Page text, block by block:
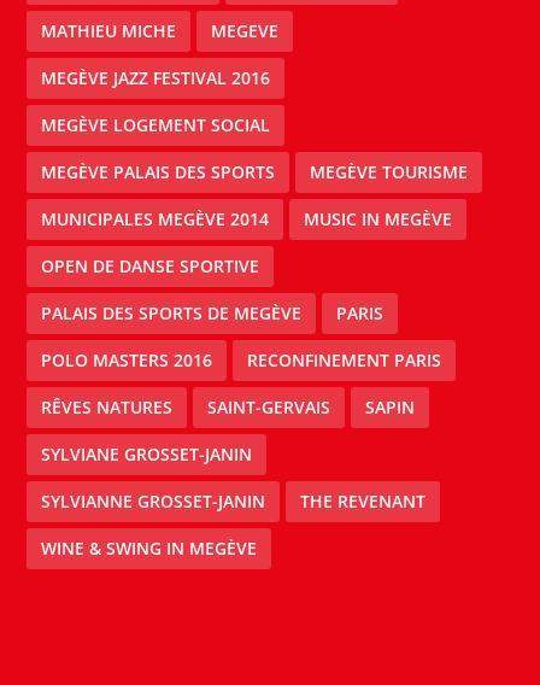
MATHIEU MICHE MEGEVE
MEGÈVE JAZZ FESTIVAL 2016
MEGÈVE LOGEMENT SOCIAL
MEGÈVE PALAIS DES SPORTS MEGÈVE TOURISME
MUNICIPALES MEGÈVE 2014 MUSIC IN MEGÈVE
OPEN DE DANSE SPORTIVE
PALAIS DES SPORTS DE MEGÈVE PARIS
POLO MASTERS 2016 RECONFINEMENT PARIS
RÊVES NATURES SAINT-GERVAIS SAPIN
SYLVIANE GROSSET-JANIN
SYLVIANNE GROSSET-JANIN THE REVENANT
WINE & SWING IN MEGÈVE